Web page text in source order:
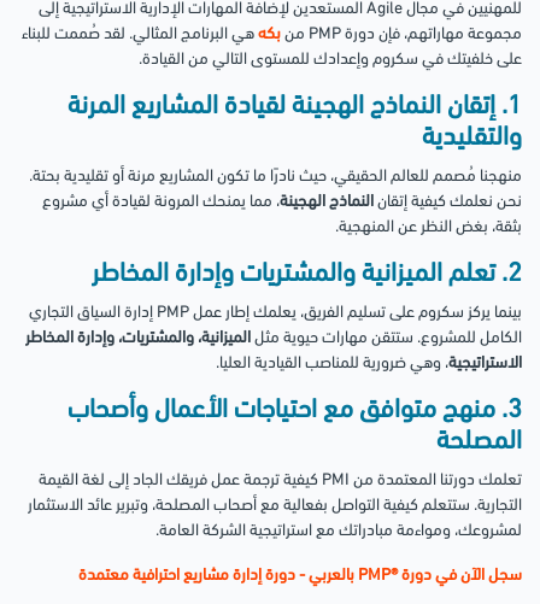
للمهنيين في مجال Agile المستعدين لإضافة المهارات الإدارية الاستراتيجية إلى
مجموعة مهاراتهم، فإن دورة PMP من
بكه هي البرنامج المثالي. لقد صُممت للبناء
على خلفيتك في سكروم وإعدادك للمستوى التالي من القيادة.
1. إتقان النماذج الهجينة لقيادة المشاريع المرنة
والتقليدية
منهجنا مُصمم للعالم الحقيقي، حيث نادرًا ما تكون المشاريع مرنة أو تقليدية بحتة.
نحن نعلمك كيفية إتقان النماذج الهجينة، مما يمنحك المرونة لقيادة أي مشروع
بثقة، بغض النظر عن المنهجية.
2. تعلم الميزانية والمشتريات وإدارة المخاطر
بينما يركز سكروم على تسليم الفريق، يعلمك إطار عمل PMP إدارة السياق التجاري
الكامل للمشروع. ستتقن مهارات حيوية مثل الميزانية، والمشتريات، وإدارة المخاطر
الاستراتيجية، وهي ضرورية للمناصب القيادية العليا.
3. منهج متوافق مع احتياجات الأعمال وأصحاب
المصلحة
تعلمك دورتنا المعتمدة من PMI كيفية ترجمة عمل فريقك الجاد إلى لغة القيمة
التجارية. ستتعلم كيفية التواصل بفعالية مع أصحاب المصلحة، وتبرير عائد الاستثمار
لمشروعك، ومواءمة مبادراتك مع استراتيجية الشركة العامة.
سجل الآن في دورة ®PMP بالعربي - دورة إدارة مشاريع احترافية معتمدة